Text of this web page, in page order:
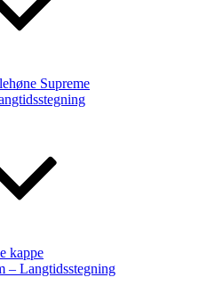
Supreme
kappe
– Langtidsstegning